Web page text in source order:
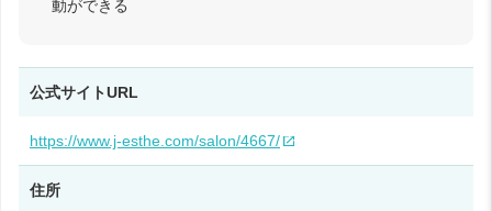
動ができる
公式サイトURL
https://www.j-esthe.com/salon/4667/
住所